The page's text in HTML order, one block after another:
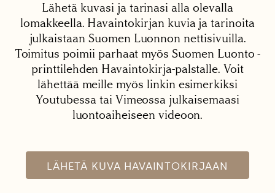
Lähetä kuvasi ja tarinasi alla olevalla
lomakkeella. Havaintokirjan kuvia ja tarinoita
julkaistaan Suomen Luonnon nettisivuilla.
Toimitus poimii parhaat myös Suomen Luonto -
printtilehden Havaintokirja-palstalle. Voit
lähettää meille myös linkin esimerkiksi
Youtubessa tai Vimeossa julkaisemaasi
luontoaiheiseen videoon.
LÄHETÄ KUVA HAVAINTOKIRJAAN